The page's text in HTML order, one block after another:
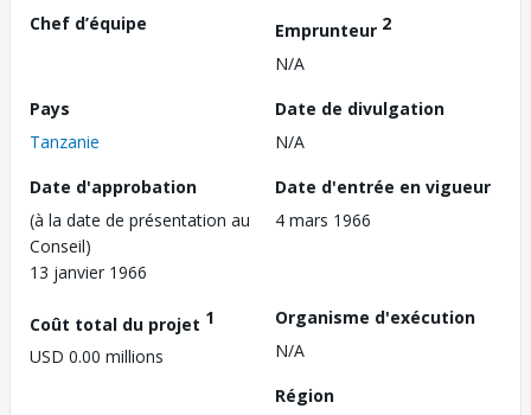
Chef d’équipe
Emprunteur 2
N/A
Pays
Tanzanie
Date de divulgation
N/A
Date d'approbation
(à la date de présentation au
Conseil)
13 janvier 1966
Date d'entrée en vigueur
4 mars 1966
Coût total du projet 1
USD 0.00 millions
Organisme d'exécution
N/A
Région